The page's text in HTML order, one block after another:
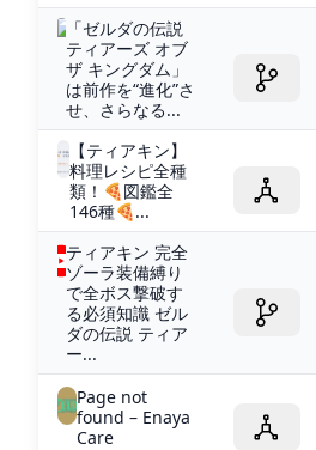
「ゼルダの伝説
ティアーズ オブ
ザ キングダム」
は前作を“進化”さ
せ、さらなる...
【ティアキン】
料理レシピ全種
類！🍕図鑑全
146種🍕...
ティアキン 完全
ゾーラ装備縛り
で全ボス撃破す
る必須知識 ゼル
ダの伝説 ティア
ー...
Page not
found – Enaya
Care